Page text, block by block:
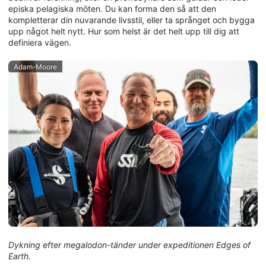
episka pelagiska möten. Du kan forma den så att den
kompletterar din nuvarande livsstil, eller ta språnget och bygga
upp något helt nytt. Hur som helst är det helt upp till dig att
definiera vägen.
Adam-Moore
Dykning efter megalodon-tänder under expeditionen Edges of
Earth.